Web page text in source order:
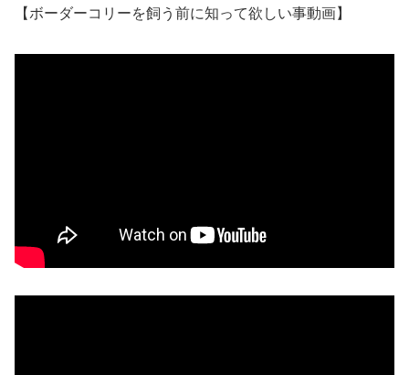
【ボーダーコリーを飼う前に知って欲しい事動画】